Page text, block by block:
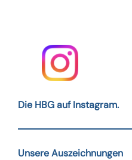
Die HBG auf Instagram.
Unsere Auszeichnungen